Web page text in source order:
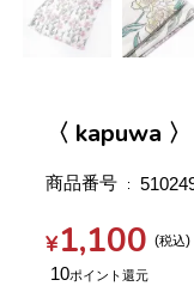
〈 kapuwa
商品番号
¥1,100 税込
10